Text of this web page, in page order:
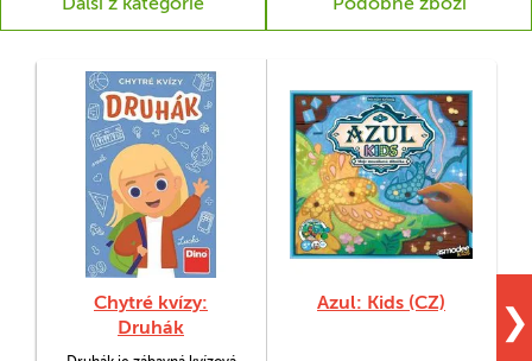
Chytré kvízy:
Druhák
Azul: Kids (CZ) ❯